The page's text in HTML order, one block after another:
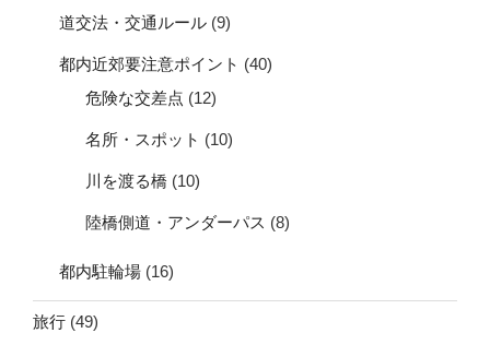
道交法・交通ルール (9)
都内近郊要注意ポイント (40)
危険な交差点 (12)
名所・スポット (10)
川を渡る橋 (10)
陸橋側道・アンダーパス (8)
都内駐輪場 (16)
旅行 (49)